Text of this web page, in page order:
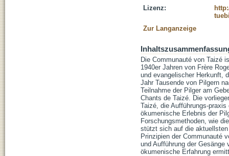
Lizenz:
Zur Langanzeige
Die Communauté von Taizé
1940er Jahren von Frère
und evangelischer Herkunft,
Jahr Tausende von Pilgern
Teilnahme der Pilger am
Chants de Taizé. Die
Taizé, die Aufführungs-
ökumenische Erlebnis der
Forschungsmethoden, wie
stützt sich auf die aktuellsten
Prinzipien der Communauté
und Aufführung der
ökumenische Erfahrung